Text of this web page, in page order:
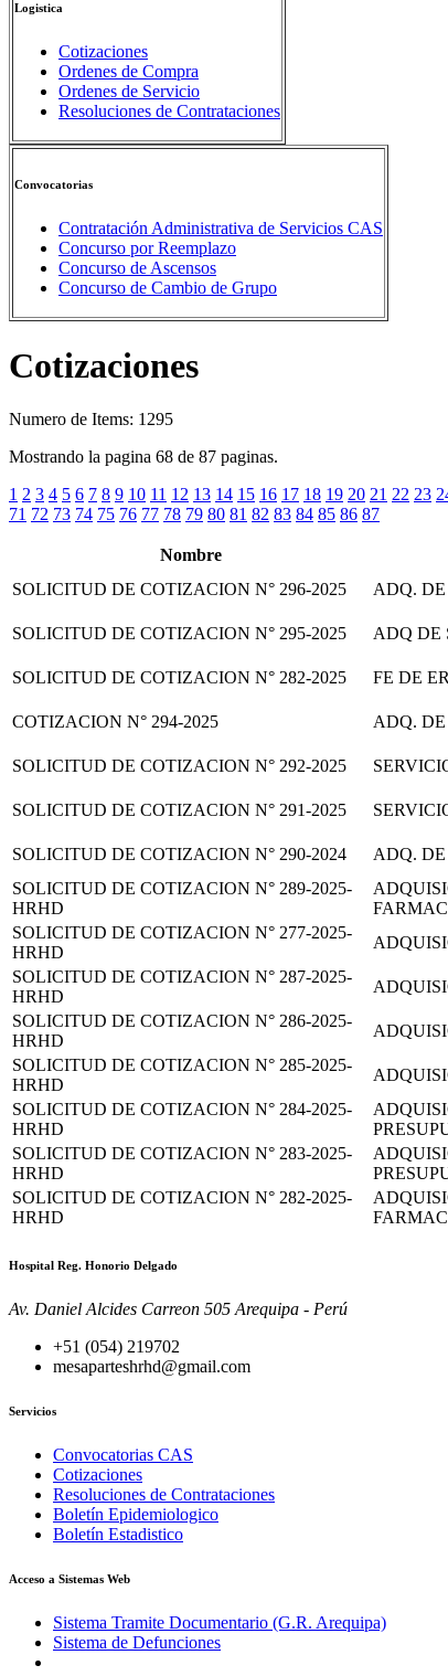
Logistica
Cotizaciones
Ordenes de Compra
Ordenes de Servicio
Resoluciones de Contrataciones
Convocatorias
Contratación Administrativa de Servicios CAS
Concurso por Reemplazo
Concurso de Ascensos
Concurso de Cambio de Grupo
Cotizaciones
Numero de Items: 1295
Mostrando la pagina 68 de 87 paginas.
1 2 3 4 5 6 7 8 9 10 11 12 13 14 15 16 17 18 19 20 21 22 23
71 72 73 74 75 76 77 78 79 80 81 82 83 84 85 86 87
Nombre
SOLICITUD DE COTIZACION N° 296-2025
ADQ.
SOLICITUD DE COTIZACION N° 295-2025
ADQ DE
SOLICITUD DE COTIZACION N° 282-2025
FE DE
COTIZACION N° 294-2025
ADQ.
SOLICITUD DE COTIZACION N° 292-2025
SOLICITUD DE COTIZACION N° 291-2025
SOLICITUD DE COTIZACION N° 290-2024
ADQ.
SOLICITUD DE COTIZACION N° 289-2025-
HRHD
SOLICITUD DE COTIZACION N° 277-2025-
HRHD
SOLICITUD DE COTIZACION N° 287-2025-
HRHD
SOLICITUD DE COTIZACION N° 286-2025-
HRHD
SOLICITUD DE COTIZACION N° 285-2025-
HRHD
SOLICITUD DE COTIZACION N° 284-2025-
HRHD
SOLICITUD DE COTIZACION N° 283-2025-
HRHD
SOLICITUD DE COTIZACION N° 282-2025-
HRHD
Hospital Reg. Honorio Delgado
Av. Daniel Alcides Carreon 505 Arequipa - Perú
+51 (054) 219702
mesaparteshrhd@gmail.com
Servicios
Convocatorias CAS
Cotizaciones
Resoluciones de Contrataciones
Boletín Epidemiologico
Boletín Estadistico
Acceso a Sistemas Web
Sistema Tramite Documentario (G.R. Arequipa)
Sistema de Defunciones